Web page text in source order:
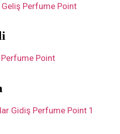
Perfume Point
Point
Gidiş Perfume Point 1